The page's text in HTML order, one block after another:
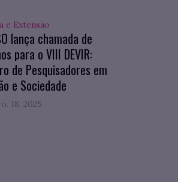
e Extensão
lança chamada de
para o VIII DEVIR:
de Pesquisadores em
e Sociedade
18, 2025